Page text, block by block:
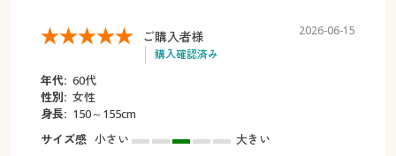
ご購入者様
購入確認済み
2026-06-15
年代: 60代
性別: 女性
身長: 150～155cm
サイズ感 小さい
大きい